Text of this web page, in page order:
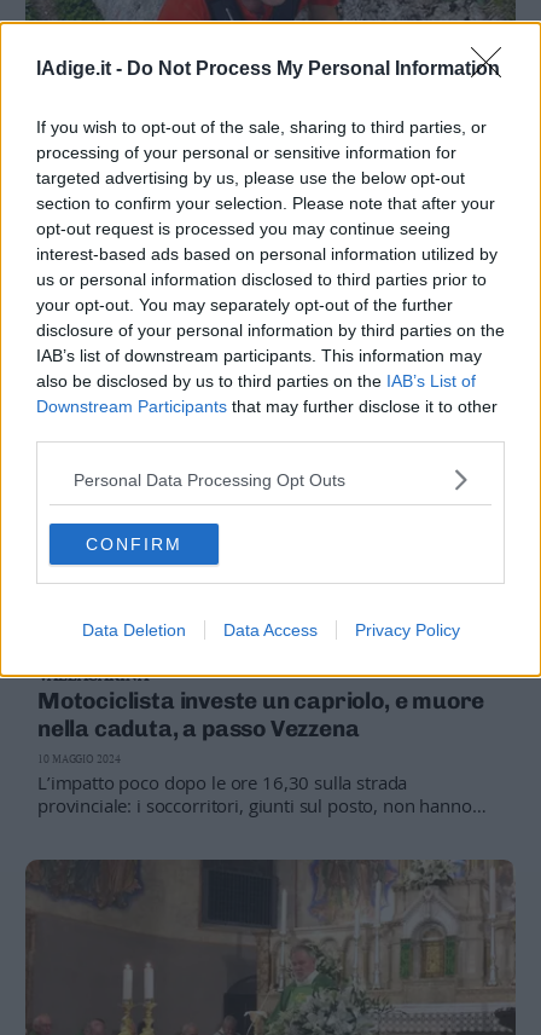
lAdige.it - Do Not Process My Personal Information
If you wish to opt-out of the sale, sharing to third parties, or
processing of your personal or sensitive information for
targeted advertising by us, please use the below opt-out
section to confirm your selection. Please note that after your
opt-out request is processed you may continue seeing
interest-based ads based on personal information utilized by
us or personal information disclosed to third parties prior to
your opt-out. You may separately opt-out of the further
disclosure of your personal information by third parties on the
IAB’s list of downstream participants. This information may
also be disclosed by us to third parties on the IAB’s List of
Downstream Participants that may further disclose it to other
Personal Data Processing Opt Outs
CONFIRM
Data Deletion Data Access Privacy Policy
MONTAGNA
Tom Arent van de Plassche, l'olandese
«trentino» tradito dalla montagna che
amava e difendeva
E’ morto domenica sull’Ortles, a soli 25 anni: si era
trasferito qui per amore delle vette, atleta di trail running
e scialpinismo, attivista ambientalista
FRANCESCA CRISTOFORETTI
13 MAGGIO 2024
VALLAGARINA
Motociclista investe un capriolo, e muore
nella caduta, a passo Vezzena
L’impatto poco dopo le ore 16,30 sulla strada
provinciale: i soccorritori, giunti sul posto, non hanno
10 MAGGIO 2024